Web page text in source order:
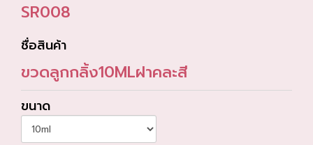
SR008
ชื่อสินค้า
ขวดลูกกลิ้ง10MLฝาคละสี
ขนาด